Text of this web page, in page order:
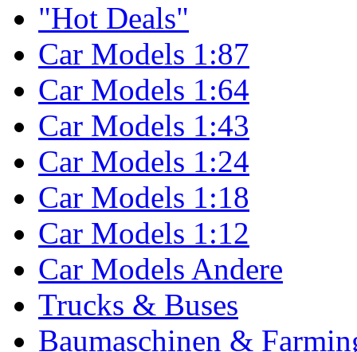
"Hot Deals"
Car Models 1:87
Car Models 1:64
Car Models 1:43
Car Models 1:24
Car Models 1:18
Car Models 1:12
Car Models Andere
Trucks & Buses
Baumaschinen &